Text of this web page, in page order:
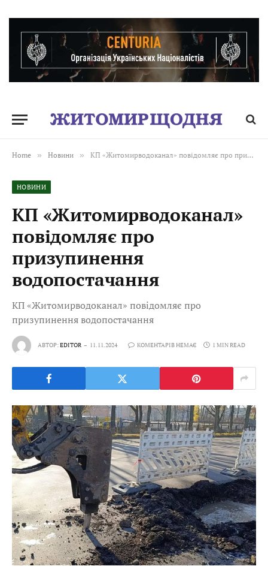
Home » Новини » КП «Житомирводоканал» повідомляє про призупинення водопостачання
НОВИНИ
КП «Житомирводоканал»
повідомляє про
призупинення
водопостачання
КП «Житомирводоканал» повідомляє про
призупинення водопостачання
АВТОР:EDITOR 11.11.2024 КОМЕНТАРІВ НЕМАЄ 1 MIN READ